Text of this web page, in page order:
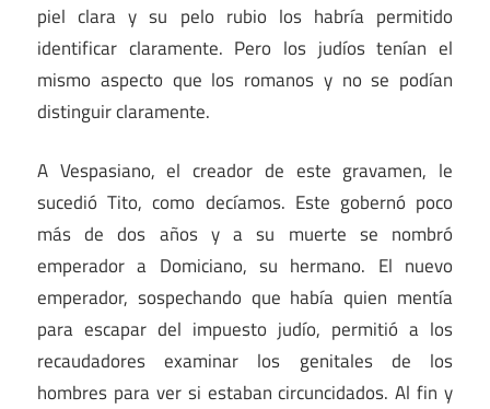
piel clara y su pelo rubio los habría permitido
identificar claramente. Pero los judíos tenían el
mismo aspecto que los romanos y no se podían
distinguir claramente.
A Vespasiano, el creador de este gravamen, le
sucedió Tito, como decíamos. Este gobernó poco
más de dos años y a su muerte se nombró
emperador a Domiciano, su hermano. El nuevo
emperador, sospechando que había quien mentía
para escapar del impuesto judío, permitió a los
recaudadores examinar los genitales de los
hombres para ver si estaban circuncidados. Al fin y